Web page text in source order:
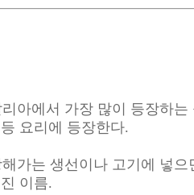
아에서 가장 많이 등장하는
요리에 등장한다.
가는 생선이나 고기에 넣으
이름.